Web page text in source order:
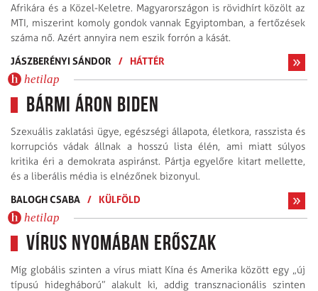
Afrikára és a Közel-Keletre. Magyarországon is rövidhírt közölt az
MTI, miszerint komoly gondok vannak Egyiptomban, a fertőzések
száma nő. Azért annyira nem eszik forrón a kását.
JÁSZBERÉNYI SÁNDOR
/ HÁTTÉR
hetilap
Bármi áron Biden
Szexuális zaklatási ügye, egészségi állapota, életkora, rasszista és
korrupciós vádak állnak a hosszú lista élén, ami miatt súlyos
kritika éri a demokrata aspiránst. Pártja egyelőre kitart mellette,
és a liberális média is elnézőnek bizonyul.
BALOGH CSABA / KÜLFÖLD
hetilap
Vírus nyomában erőszak
Míg globális szinten a vírus miatt Kína és Amerika között egy „új
típusú hidegháború” alakult ki, addig transznacionális szinten